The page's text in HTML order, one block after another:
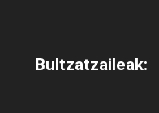
Bultzatzaileak: